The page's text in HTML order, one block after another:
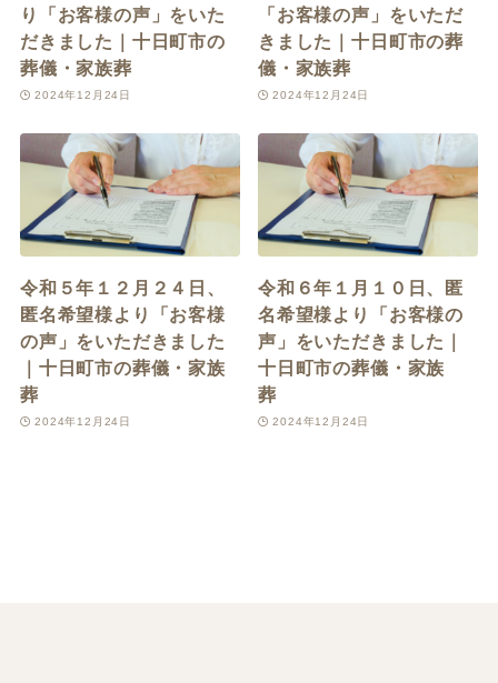
り「お客様の声」をいた
だきました｜十日町市の
葬儀・家族葬
2024年12月24日
「お客様の声」をいただ
きました｜十日町市の葬
儀・家族葬
2024年12月24日
令和５年１２月２４日、
匿名希望様より「お客様
の声」をいただきました
｜十日町市の葬儀・家族
葬
2024年12月24日
令和６年１月１０日、匿
名希望様より「お客様の
声」をいただきました｜
十日町市の葬儀・家族
葬
2024年12月24日